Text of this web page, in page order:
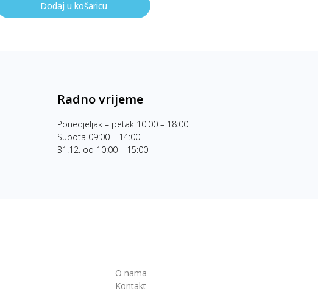
Dodaj u košaricu
Radno vrijeme
Ponedjeljak – petak 10:00 – 18:00
Subota 09:00 – 14:00
31.12. od 10:00 – 15:00
O nama
Kontakt